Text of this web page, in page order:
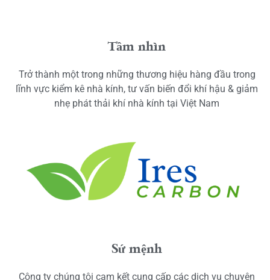
Tầm nhìn
Trở thành một trong những thương hiệu hàng đầu trong
lĩnh vực kiểm kê nhà kính, tư vấn biến đổi khí hậu & giảm
nhẹ phát thải khí nhà kính tại Việt Nam
Sứ mệnh
Công ty chúng tôi cam kết cung cấp các dịch vụ chuyên